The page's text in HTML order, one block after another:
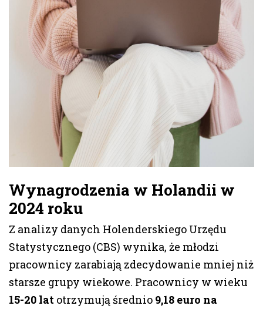
Wynagrodzenia w Holandii w
2024 roku
Z analizy danych Holenderskiego Urzędu
Statystycznego (CBS) wynika, że młodzi
pracownicy zarabiają zdecydowanie mniej niż
starsze grupy wiekowe. Pracownicy w wieku
15-20 lat otrzymują średnio 9,18 euro na